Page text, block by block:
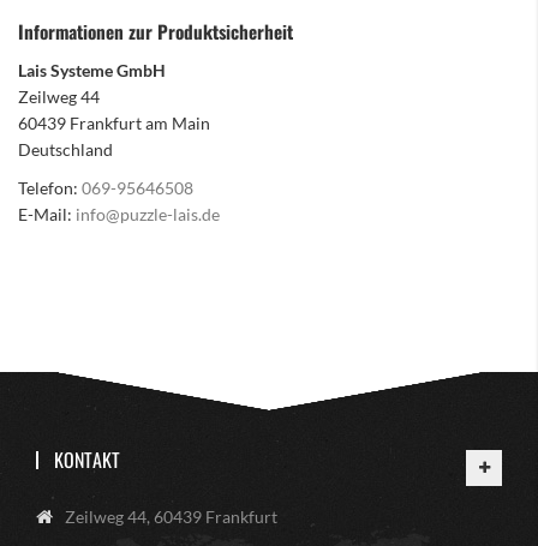
Informationen zur Produktsicherheit
Lais Systeme GmbH
Zeilweg 44
60439 Frankfurt am Main
Deutschland
Telefon: 069-95646508
E-Mail: info@puzzle-lais.de
KONTAKT
Zeilweg 44, 60439 Frankfurt